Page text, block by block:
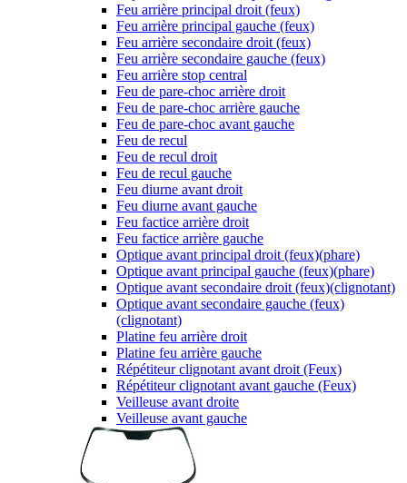
Feu arrière principal droit (feux)
Feu arrière principal gauche (feux)
Feu arrière secondaire droit (feux)
Feu arrière secondaire gauche (feux)
Feu arrière stop central
Feu de pare-choc arrière droit
Feu de pare-choc arrière gauche
Feu de pare-choc avant gauche
Feu de recul
Feu de recul droit
Feu de recul gauche
Feu diurne avant droit
Feu diurne avant gauche
Feu factice arrière droit
Feu factice arrière gauche
Optique avant principal droit (feux)(phare)
Optique avant principal gauche (feux)(phare)
Optique avant secondaire droit (feux)(clignotant)
Optique avant secondaire gauche (feux)
(clignotant)
Platine feu arrière droit
Platine feu arrière gauche
Répétiteur clignotant avant droit (Feux)
Répétiteur clignotant avant gauche (Feux)
Veilleuse avant droite
Veilleuse avant gauche